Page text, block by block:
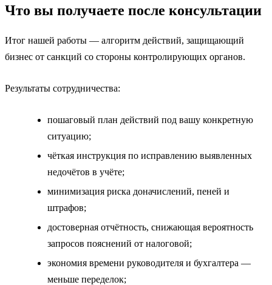
Что вы получаете после консультации
Итог нашей работы — алгоритм действий, защищающий
бизнес от санкций со стороны контролирующих органов.
Результаты сотрудничества:
пошаговый план действий под вашу конкретную
ситуацию;
чёткая инструкция по исправлению выявленных
недочётов в учёте;
минимизация риска доначислений, пеней и
штрафов;
достоверная отчётность, снижающая вероятность
запросов пояснений от налоговой;
экономия времени руководителя и бухгалтера —
меньше переделок;